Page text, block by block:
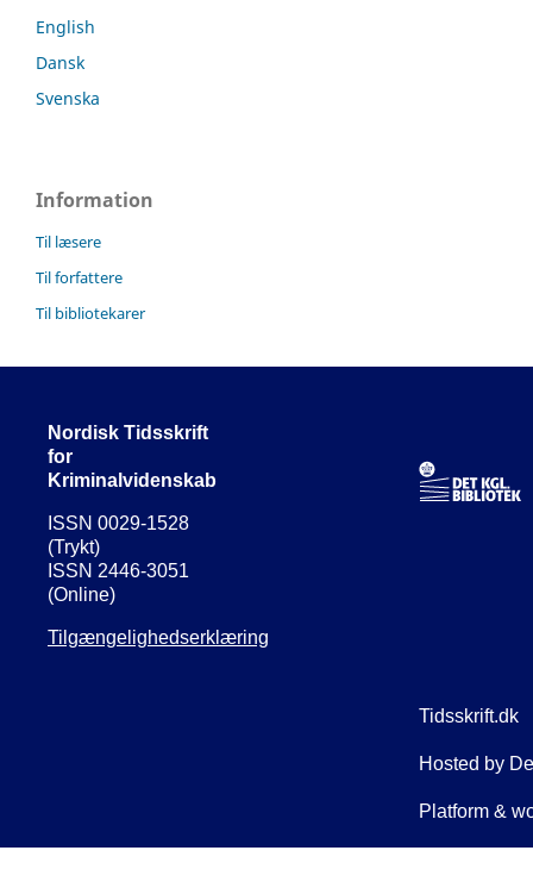
English
Dansk
Svenska
Information
Til læsere
Til forfattere
Til bibliotekarer
Nordisk Tidsskrift
for
Kriminalvidenskab
ISSN 0029-1528
(Trykt)
ISSN 2446-3051
(Online)
Tilgængelighedserklæring